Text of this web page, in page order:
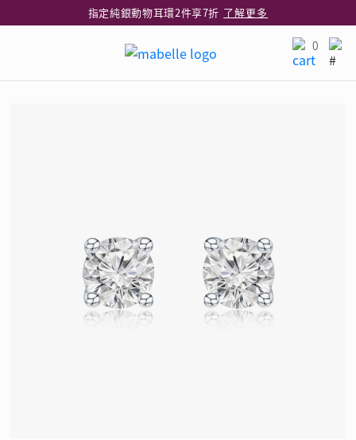
指定純銀動物耳環2件享7折 了解更多
了解更多
網店購物即享免費送貨服務
0